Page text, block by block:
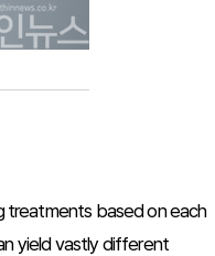
treatments based on each
yield vastly different